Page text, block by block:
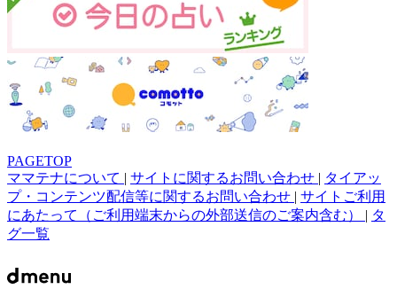
PAGETOP
ママテナについて | サイトに関するお問い合わせ | タイアッ
プ・コンテンツ配信等に関するお問い合わせ | サイトご利用
にあたって（ご利用端末からの外部送信のご案内含む） | タ
グ一覧